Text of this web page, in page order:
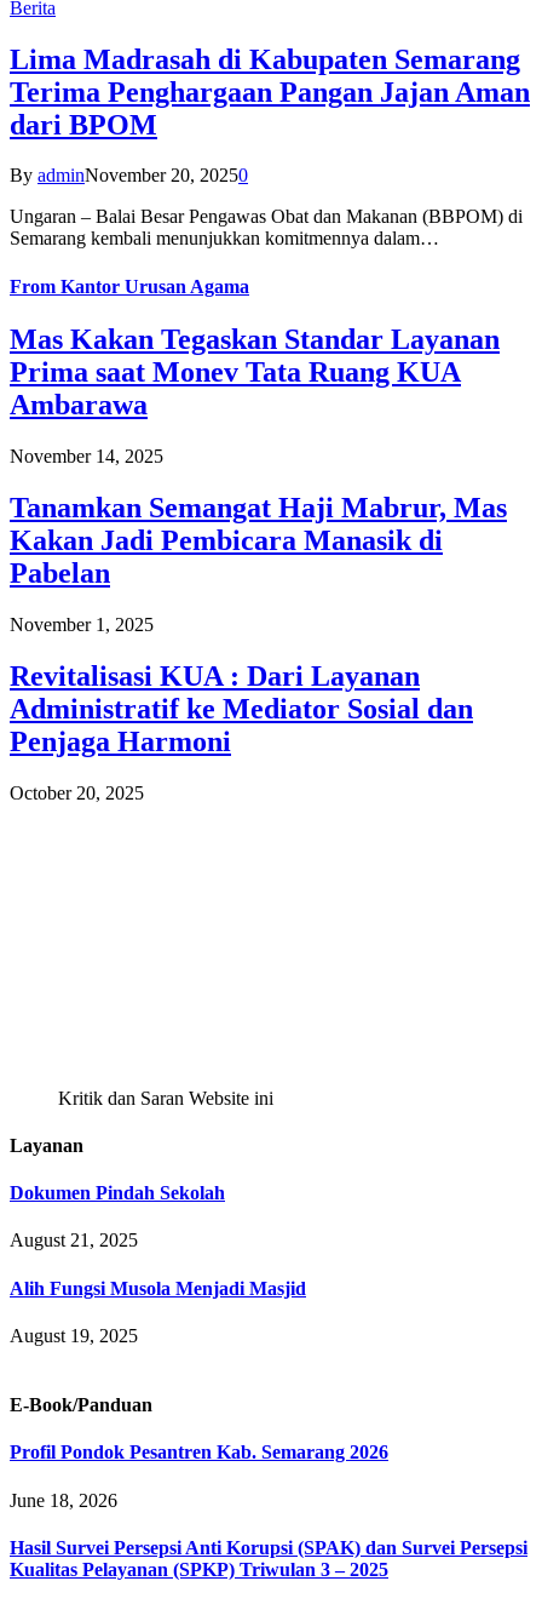
Berita
Lima Madrasah di Kabupaten Semarang
Terima Penghargaan Pangan Jajan Aman
dari BPOM
By adminNovember 20, 20250
Ungaran – Balai Besar Pengawas Obat dan Makanan (BBPOM) di
Semarang kembali menunjukkan komitmennya dalam…
From Kantor Urusan Agama
Mas Kakan Tegaskan Standar Layanan
Prima saat Monev Tata Ruang KUA
Ambarawa
November 14, 2025
Tanamkan Semangat Haji Mabrur, Mas
Kakan Jadi Pembicara Manasik di
Pabelan
November 1, 2025
Revitalisasi KUA : Dari Layanan
Administratif ke Mediator Sosial dan
Penjaga Harmoni
October 20, 2025
Kritik dan Saran Website ini
Layanan
Dokumen Pindah Sekolah
August 21, 2025
Alih Fungsi Musola Menjadi Masjid
August 19, 2025
E-Book/Panduan
Profil Pondok Pesantren Kab. Semarang 2026
June 18, 2026
Hasil Survei Persepsi Anti Korupsi (SPAK) dan Survei Persepsi
Kualitas Pelayanan (SPKP) Triwulan 3 – 2025